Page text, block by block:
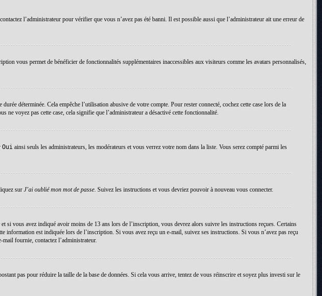
l’administrateur pour vérifier que vous n’avez pas été banni. Il est possible aussi que l’administrateur ait une erreur de
vous permet de bénéficier de fonctionnalités supplémentaires inaccessibles aux visiteurs comme les avatars personnalisés,
déterminée. Cela empêche l’utilisation abusive de votre compte. Pour rester connecté, cochez cette case lors de la
voyez pas cette case, cela signifie que l’administrateur a désactivé cette fonctionnalité.
Oui ainsi seuls les administrateurs, les modérateurs et vous verrez votre nom dans la liste. Vous serez compté parmi les
sur J’ai oublié mon mot de passe. Suivez les instructions et vous devriez pouvoir à nouveau vous connecter.
vous avez indiqué avoir moins de 13 ans lors de l’inscription, vous devrez alors suivre les instructions reçues. Certains
est indiquée lors de l’inscription. Si vous avez reçu un e-mail, suivez ses instructions. Si vous n’avez pas reçu
fournie, contactez l’administrateur.
pas pour réduire la taille de la base de données. Si cela vous arrive, tentez de vous réinscrire et soyez plus investi sur le